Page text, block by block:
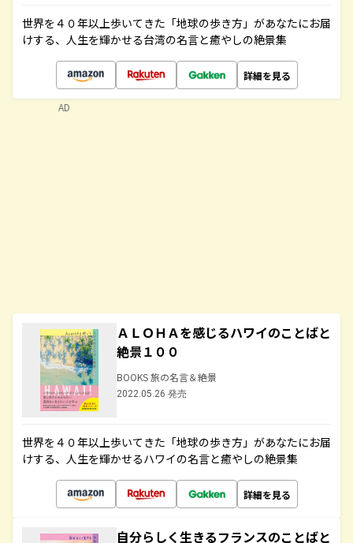
世界を４０年以上歩いてきた「地球の歩き方」があなたにお届
けする、人生を輝かせる台湾の名言と癒やしの絶景集
詳細を見る
ＡＬＯＨＡを感じるハワイのことばと
絶景１００
BOOKS 旅の名言＆絶景
2022.05.26 発売
世界を４０年以上歩いてきた「地球の歩き方」があなたにお届
けする、人生を輝かせるハワイの名言と癒やしの絶景集
詳細を見る
自分らしく生きるフランスのことばと
AD